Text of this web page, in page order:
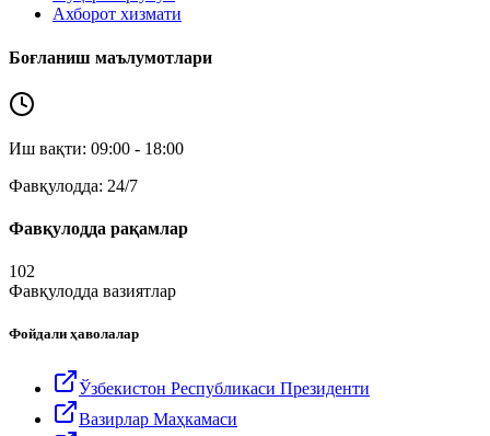
Ахборот хизмати
Боғланиш маълумотлари
Иш вақти: 09:00 - 18:00
Фавқулодда: 24/7
Фавқулодда рақамлар
102
Фавқулодда вазиятлар
Фойдали ҳаволалар
Ўзбекистон Республикаси Президенти
Вазирлар Маҳкамаси